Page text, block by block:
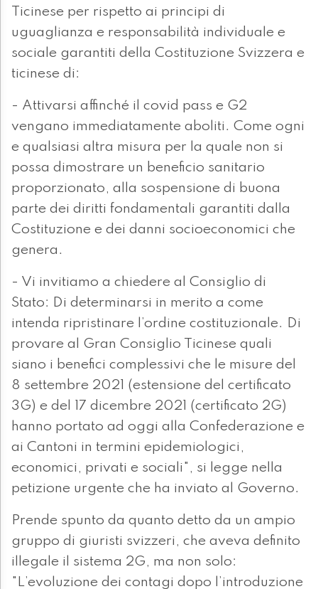
Ticinese per rispetto ai principi di
uguaglianza e responsabilità individuale e
sociale garantiti della Costituzione Svizzera e
ticinese di:
- Attivarsi affinché il covid pass e G2
vengano immediatamente aboliti. Come ogni
e qualsiasi altra misura per la quale non si
possa dimostrare un beneficio sanitario
proporzionato, alla sospensione di buona
parte dei diritti fondamentali garantiti dalla
Costituzione e dei danni socioeconomici che
genera.
- Vi invitiamo a chiedere al Consiglio di
Stato: Di determinarsi in merito a come
intenda ripristinare l’ordine costituzionale. Di
provare al Gran Consiglio Ticinese quali
siano i benefici complessivi che le misure del
8 settembre 2021 (estensione del certificato
3G) e del 17 dicembre 2021 (certificato 2G)
hanno portato ad oggi alla Confederazione e
ai Cantoni in termini epidemiologici,
economici, privati e sociali", si legge nella
petizione urgente che ha inviato al Governo.
Prende spunto da quanto detto da un ampio
gruppo di giuristi svizzeri, che aveva definito
illegale il sistema 2G, ma non solo:
"L’evoluzione dei contagi dopo l’introduzione